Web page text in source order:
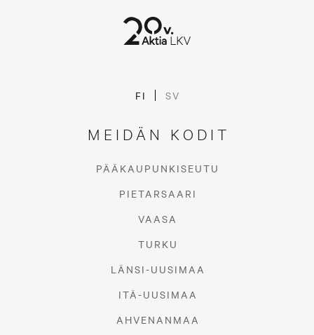
FI SV
MEIDÄN KODIT
PÄÄKAUPUNKISEUTU
PIETARSAARI
VAASA
TURKU
LÄNSI-UUSIMAA
ITÄ-UUSIMAA
AHVENANMAA